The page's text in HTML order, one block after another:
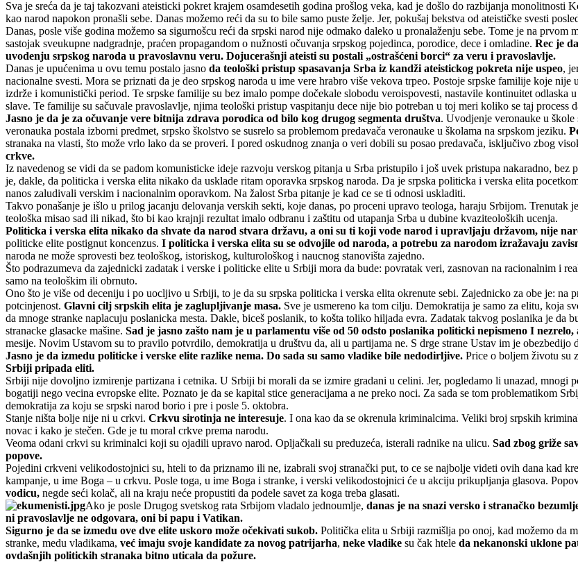
Sva je sreća da je taj takozvani ateisticki pokret krajem osamdesetih godina prošlog veka, kad je došlo do razbijanja
kao narod napokon pronašli sebe. Danas možemo reći da su to bile samo puste želje. Jer, pokušaj bekstva od ateističke svesti
Danas, posle više godina možemo sa sigurnošcu reći da srpski narod nije odmako daleko u pronalaženju sebe. Tome je na
sastojak sveukupne nadgradnje, praćen propagandom o nužnosti očuvanja srpskog pojedinca, porodice, dece i omladine. Rec je
uvodenju srpskog naroda u pravoslavnu veru. Dojucerašnji ateisti su postali „ostrašćeni borci“ za veru i pravoslavlje.
Danas je upućenima u ovu temu postalo jasno da teološki pristup spasavanja Srba iz kandži ateistickog pokreta nije uspeo,
nacionalne svesti. Mora se priznati da je deo srpskog naroda u ime vere hrabro više vekova trpeo. Postoje srpske familije koje
izdrže i komunistički period. Te srpske familije su bez imalo pompe dočekale slobodu veroispovesti, nastavile kontinuitet
slave. Te familije su sačuvale pravoslavlje, njima teološki pristup vaspitanju dece nije bio potreban u toj meri koliko se taj process
Jasno je da je za očuvanje vere bitnija zdrava porodica od bilo kog drugog segmenta društva. Uvodjenje veronauke u
veronauka postala izborni predmet, srpsko školstvo se susrelo sa problemom predavača veronauke u školama na srpskom jeziku.
stranaka na vlasti, što može vrlo lako da se proveri. I pored oskudnog znanja o veri dobili su posao predavača, isključivo zbog
crkve.
Iz navedenog se vidi da se padom komunisticke ideje razvoju verskog pitanja u Srba pristupilo i još uvek pristupa nakaradno, bez
je, dakle, da politicka i verska elita nikako da usklade ritam oporavka srpskog naroda. Da je srpska politicka i verska elita
nanos zaludivali verskim i nacionalnim oporavkom. Na žalost Srba pitanje je kad ce se ti odnosi uskladiti.
Takvo ponašanje je išlo u prilog jacanju delovanja verskih sekti, koje danas, po proceni upravo teologa, haraju Srbijom. Trenutak
teološka misao sad ili nikad, što bi kao krajnji rezultat imalo odbranu i zaštitu od utapanja Srba u dubine kvaziteoloških ucenja.
Politicka i verska elita nikako da shvate da narod stvara državu, a oni su ti koji vode narod i upravljaju državom, nije
politicke elite postignut koncenzus. I politicka i verska elita su se odvojile od naroda, a potrebu za narodom izražavaju
naroda ne može sprovesti bez teološkog, istoriskog, kulturološkog i naucnog stanovišta zajedno.
Što podrazumeva da zajednicki zadatak i verske i politicke elite u Srbiji mora da bude: povratak veri, zasnovan na racionalnim i
samo na teološkim ili obrnuto.
Ono što je više od deceniju i po uocljivo u Srbiji, to je da su srpska politicka i verska elita okrenute sebi. Zajednicko za obe je: na
potcinjenost. Glavni cilj srpskih elita je zaglupljivanje masa. Sve je usmereno ka tom cilju. Demokratija je samo za elitu, koja
da mnoge stranke naplacuju poslanicka mesta. Dakle, biceš poslanik, to košta toliko hiljada evra. Zadatak takvog poslanika je da
stranacke glasacke mašine. Sad je jasno zašto nam je u parlamentu više od 50 odsto poslanika politicki nepismeno I nezrelo,
mesije. Novim Ustavom su to pravilo potvrdilo, demokratija u društvu da, ali u partijama ne. S drge strane Ustav im je obezbedijo
Jasno je da izmedu politicke i verske elite razlike nema. Do sada su samo vladike bile nedodirljive. Price o boljem životu su
Srbiji pripada eliti.
Srbiji nije dovoljno izmirenje partizana i cetnika. U Srbiji bi morali da se izmire gradani u celini. Jer, pogledamo li unazad, mnogi
bogatiji nego vecina evropske elite. Poznato je da se kapital stice generacijama a ne preko noci. Za sada se tom problematikom
demokratija za koju se srpski narod borio i pre i posle 5. oktobra.
Stanje ništa bolje nije ni u crkvi. Crkvu sirotinja ne interesuje. I ona kao da se okrenula kriminalcima. Veliki broj srpskih
novac i kako je stečen. Gde je tu moral crkve prema narodu.
Veoma odani crkvi su kriminalci koji su ojadili upravo narod. Opljačkali su preduzeća, isterali radnike na ulicu. Sad zbog griže
popove.
Pojedini crkveni velikodostojnici su, hteli to da priznamo ili ne, izabrali svoj stranački put, to ce se najbolje videti ovih dana kad
kampanje, u ime Boga – u crkvu. Posle toga, u ime Boga i stranke, i verski velikodostojnici će u akciju prikupljanja glasova.
vodicu, negde seći kolač, ali na kraju neće propustiti da podele savet za koga treba glasati.
Ako je posle Drugog svetskog rata Srbijom vladalo jednoumlje, danas je na snazi versko i stranačko
ni pravoslavlje ne odgovara, oni bi papu i Vatikan.
Sigurno je da se izmedu ove dve elite uskoro može očekivati sukob. Politička elita u Srbiji razmišlja po onoj, kad možemo da
stranke, medu vladikama, već imaju svoje kandidate za novog patrijarha, neke vladike su čak htele da nekanonski uklone
ovdašnjih politickih stranaka bitno uticala da požure.